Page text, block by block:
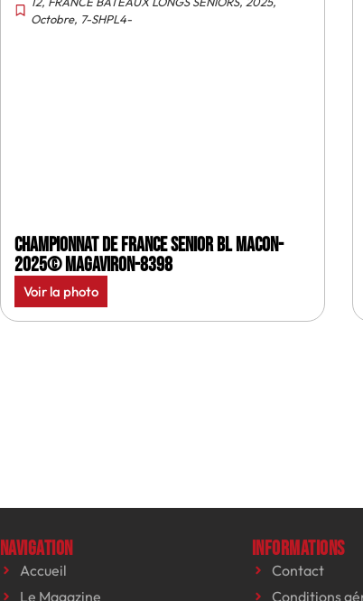
Octobre, 7-SHPL4-
Championnat de France senior BL Macon-
2025© MagAviron-8398
Voir la photo
Navigation
Accueil
Le Magazine
Informations
Contact
Conditions